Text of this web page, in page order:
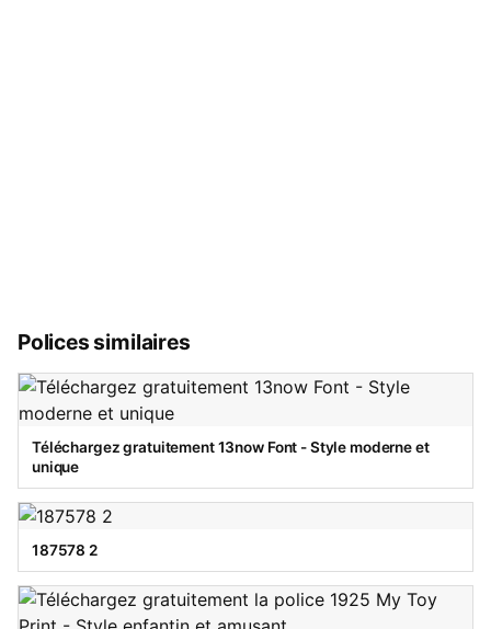
Polices similaires
Téléchargez gratuitement 13now Font - Style moderne et
unique
187578 2